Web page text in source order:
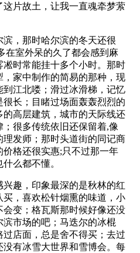
这片故土，让我一直魂牵梦萦
滨，那时哈尔滨的冬天还很
在室外呆的久了都会感到麻
时常能挂十多个小时。那时
家中制作的简易的那种，现
江北喽；滑过冰滑梯，记忆
长；目睹过场面轰轰烈烈的
高层建筑，城市的天际线还
很多传统依旧还保留着,像
发师；那时头道街的同记商
格还很实惠;只不过那一年
么都不懂。
趣，印象最深的是秋林的红
，喜欢松针烟熏的味道，小
变；格瓦斯那时候好像还没
市场的吧；马迭尔的冰棍
过店面，总是舍不得买；去过
有冰雪大世界和雪博会。每